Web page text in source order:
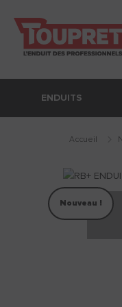
ENDUITS
Accueil
Nouveau !